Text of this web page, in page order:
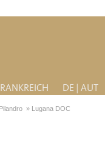
DE | AUT
» Lugana DOC